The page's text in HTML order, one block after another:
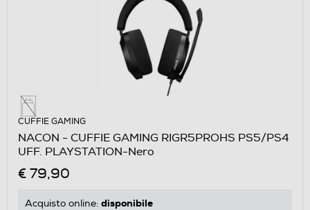
CUFFIE GAMING
NACON - CUFFIE GAMING RIGR5PROHS PS5/PS4
UFF. PLAYSTATION-Nero
€ 79,90
Acquisto online: disponibile